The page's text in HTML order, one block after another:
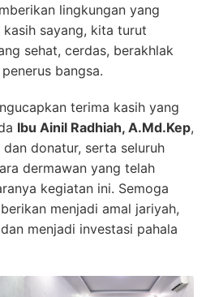
lingkungan yang
kasih sayang, kita turut
sehat, cerdas, berakhlak
bangsa.
terima kasih yang
Ibu Ainil Radhiah, A.Md.Kep,
donatur, serta seluruh
dermawan yang telah
kegiatan ini. Semoga
menjadi amal jariyah,
menjadi investasi pahala